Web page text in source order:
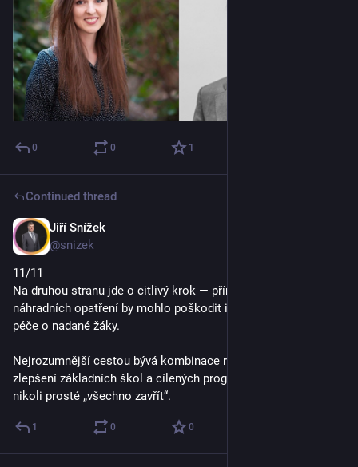
0 0 1
Continued thread
Jiří Snížek
@snizek
11/11
Na druhou stranu jde o citlivý krok — přímé zrušení bez
náhradních opatření by mohlo poškodit i pozitivní aspekty
péče o nadané žáky.
Nejrozumnější cestou bývá kombinace reforem přijímání,
zlepšení základních škol a cílených programů pro nadané,
nikoli prosté „všechno zavřít“.
1 0 0